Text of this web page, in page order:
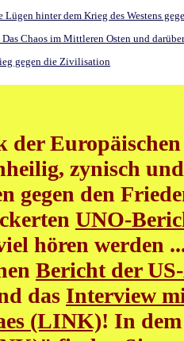
Lügen hinter dem Krieg des Westens
Das Chaos im Mittleren Osten und
gegen die Zivilisation
der
zynisch
gegen den
UNO-
hören werden
Bericht der
das Interview
(LINK)! In